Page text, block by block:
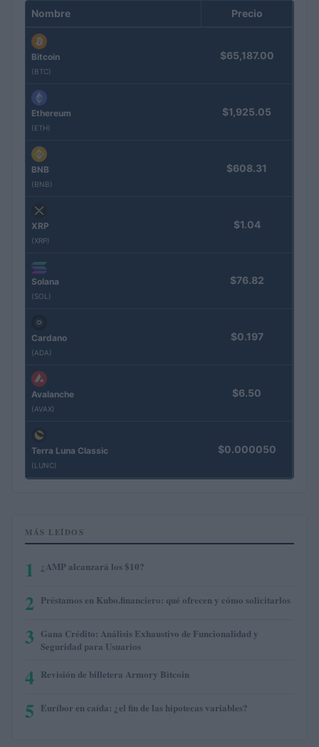
Nombre Precio
Bitcoin
(BTC)
$65,187.00
Ethereum
(ETH)
$1,925.05
BNB
(BNB)
$608.31
XRP
(XRP)
$1.04
Solana
(SOL)
$76.82
Cardano
(ADA)
$0.197
Avalanche
(AVAX)
$6.50
Terra Luna Classic
(LUNC)
$0.000050
MÁS LEÍDOS
1 ¿AMP alcanzará los $10?
2 Préstamos en Kubo.financiero: qué ofrecen y cómo solicitarlos
3 Gana Crédito: Análisis Exhaustivo de Funcionalidad y
Seguridad para Usuarios
4 Revisión de billetera Armory Bitcoin
5 Euríbor en caída: ¿el fin de las hipotecas variables?